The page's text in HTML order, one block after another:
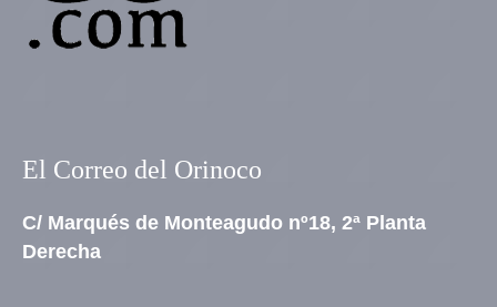
El Correo del Orinoco
C/ Marqués de Monteagudo nº18, 2ª Planta
Derecha